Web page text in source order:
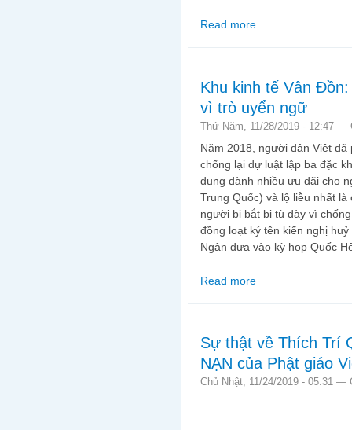
Read more
Khu kinh tế Vân
vì trò uyển ngữ
Thứ Năm, 11/28/2019 - 12:47 —
Năm 2018, người dân Việt
chống lại dự luật lập ba đặc
dung dành nhiều ưu đãi cho
Trung Quốc) và lộ liễu nhất
người bị bắt bị tù đày vì
đồng loạt ký tên kiến nghị
Ngân đưa vào kỳ họp Quốc
Read more
Sự thật về Thích Trí
NẠN của Phật giáo
Chủ Nhật, 11/24/2019 - 05:31 —